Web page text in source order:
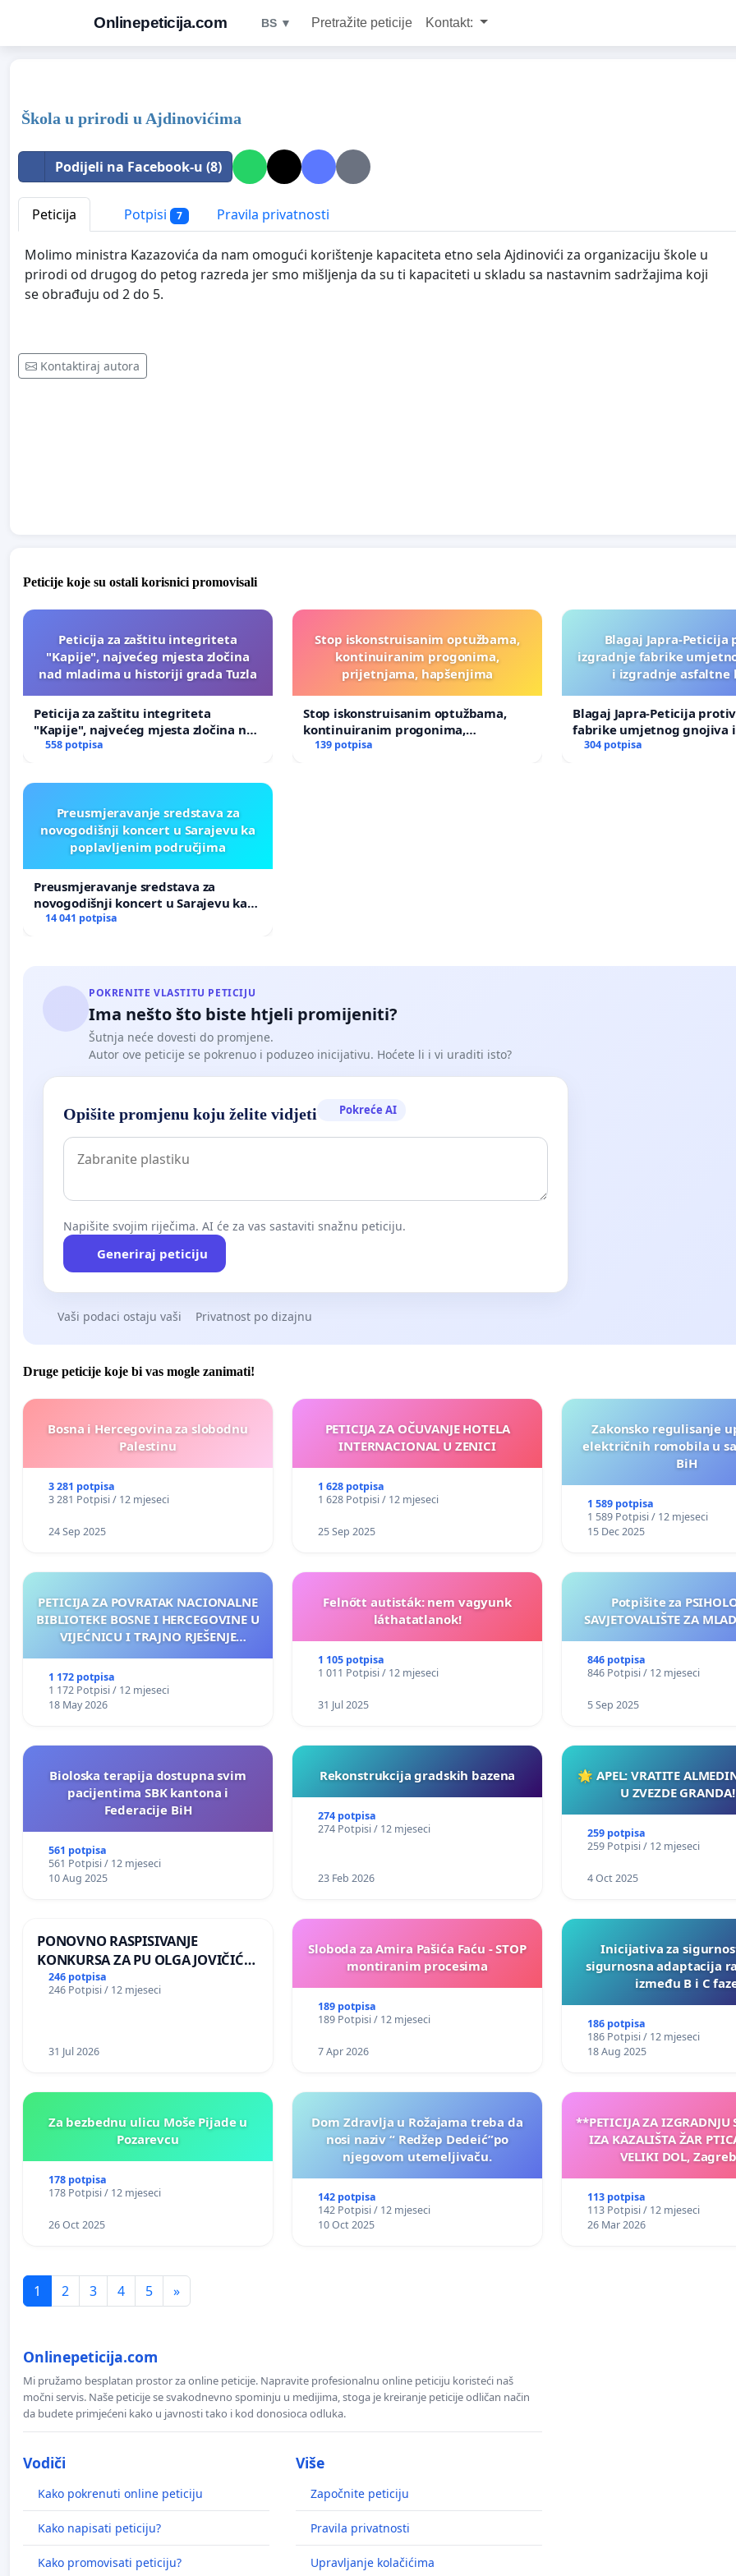
Onlinepeticija.com BS ▼ Pretražite peticije Kontakt:
Škola u prirodi u Ajdinovićima
Podijeli na Facebook-u (8)
Peticija Potpisi 7 Pravila privatnosti
Molimo ministra Kazazovića da nam omogući korištenje kapaciteta etno sela Ajdinovići za organizaciju škole u
prirodi od drugog do petog razreda jer smo mišljenja da su ti kapaciteti u skladu sa nastavnim sadržajima koji
se obrađuju od 2 do 5.
Kontaktiraj autora
Peticije koje su ostali korisnici promovisali
Peticija za zaštitu integriteta
"Kapije", najvećeg mjesta zločina
nad mladima u historiji grada Tuzla
Peticija za zaštitu integriteta
"Kapije", najvećeg mjesta zločina nad
mladima u historiji grada Tuzla
558 potpisa
Stop iskonstruisanim optužbama,
kontinuiranim progonima,
prijetnjama, hapšenjima
Stop iskonstruisanim optužbama,
kontinuiranim progonima,
prijetnjama, hapšenjima
139 potpisa
Blagaj Japra-Peticija
izgradnje fabrike
i izgradnje asfaltne
Blagaj Japra-Peticija
fabrike umjetnog gnojiva
asfaltne baze
304 potpisa
Preusmjeravanje sredstava za
novogodišnji koncert u Sarajevu ka
poplavljenim područjima
Preusmjeravanje sredstava za
novogodišnji koncert u Sarajevu ka
poplavljenim područjima
14 041 potpisa
POKRENITE VLASTITU PETICIJU
Ima nešto što biste htjeli promijeniti?
Šutnja neće dovesti do promjene.
Autor ove peticije se pokrenuo i poduzeo inicijativu. Hoćete li i vi uraditi isto?
Opišite promjenu koju želite vidjeti Pokreće AI
Napišite svojim riječima. AI će za vas sastaviti snažnu peticiju.
Generiraj peticiju
Vaši podaci ostaju vaši Privatnost po dizajnu
Druge peticije koje bi vas mogle zanimati!
Bosna i Hercegovina za slobodnu
Palestinu
3 281 potpisa
3 281 Potpisi / 12 mjeseci
24 Sep 2025
PETICIJA ZA OČUVANJE HOTELA
INTERNACIONAL U ZENICI
1 628 potpisa
1 628 Potpisi / 12 mjeseci
25 Sep 2025
Zakonsko regulisanje
električnih romobila u
BiH
1 589 potpisa
1 589 Potpisi / 12 mjeseci
15 Dec 2025
PETICIJA ZA POVRATAK NACIONALNE
BIBLIOTEKE BOSNE I HERCEGOVINE U
VIJEĆNICU I TRAJNO RJEŠENJE
1 172 potpisa
1 172 Potpisi / 12 mjeseci
18 May 2026
Felnőtt autisták: nem vagyunk
láthatatlanok!
1 105 potpisa
1 011 Potpisi / 12 mjeseci
31 Jul 2025
Potpišite za
SAVJETOVALIŠTE ZA
846 potpisa
846 Potpisi / 12 mjeseci
5 Sep 2025
Bioloska terapija dostupna svim
pacijentima SBK kantona i
Federacije BiH
561 potpisa
561 Potpisi / 12 mjeseci
10 Aug 2025
Rekonstrukcija gradskih bazena
274 potpisa
274 Potpisi / 12 mjeseci
23 Feb 2026
🌟 APEL: VRATITE
U ZVEZDE
259 potpisa
259 Potpisi / 12 mjeseci
4 Oct 2025
PONOVNO RASPISIVANJE
KONKURSA ZA PU OLGA JOVIČIĆ
RITA KRALJEVO
246 potpisa
246 Potpisi / 12 mjeseci
31 Jul 2026
Sloboda za Amira Pašića Faću - STOP
montiranim procesima
189 potpisa
189 Potpisi / 12 mjeseci
7 Apr 2026
Inicijativa za
sigurnosna adaptacija
između B i C
186 potpisa
186 Potpisi / 12 mjeseci
18 Aug 2025
Za bezbednu ulicu Moše Pijade u
Pozarevcu
178 potpisa
178 Potpisi / 12 mjeseci
26 Oct 2025
Dom Zdravlja u Rožajama treba da
nosi naziv “ Redžep Dedeić”po
njegovom utemeljivaču.
142 potpisa
142 Potpisi / 12 mjeseci
10 Oct 2025
**PETICIJA ZA IZGRADNJU
IZA KAZALIŠTA ŽAR
VELIKI DOL,
113 potpisa
113 Potpisi / 12 mjeseci
26 Mar 2026
1 2 3 4 5 »
Onlinepeticija.com
Mi pružamo besplatan prostor za online peticije. Napravite profesionalnu online peticiju koristeći naš
močni servis. Naše peticije se svakodnevno spominju u medijima, stoga je kreiranje peticije odličan način
da budete primjećeni kako u javnosti tako i kod donosioca odluka.
Vodiči
Kako pokrenuti online peticiju
Kako napisati peticiju?
Kako promovisati peticiju?
Više
Započnite peticiju
Pravila privatnosti
Upravljanje kolačićima